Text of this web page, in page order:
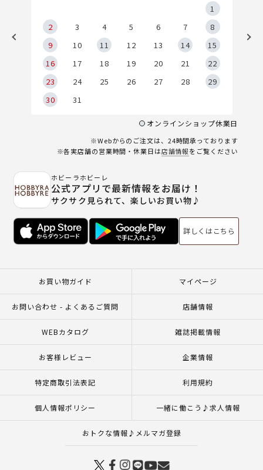
1
2
3 4 5 6 7
8
9
10 11 12 13 14
15
16
17 18 19 20 21
22
23
24 25 26 27 28
29
30
31
オンラインショップ休業日
※Webからのご注文は、24時間承っております
※各実店舗の営業時間・休業日は店舗情報をご覧ください
ホビーラホビーレ
公式アプリで最新情報をお届け！
サクサク見られて、楽しいお買い物♪
詳しくはこちら
お買い物ガイド マイページ
お問い合わせ - よくあるご質問 店舗情報
WEBカタログ 雑誌掲載情報
お客様レビュー 企業情報
特定商取引法表記 利用規約
個人情報ポリシー 一緒に働こう♪求人情報
おトクな情報♪メルマガ登録